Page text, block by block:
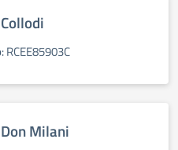
Milani